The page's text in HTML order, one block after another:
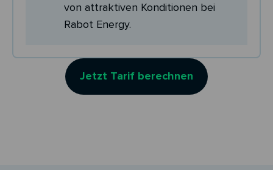
von attraktiven Konditionen bei
Rabot Energy.
Jetzt Tarif berechnen